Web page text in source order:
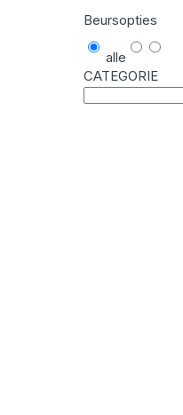
Beursopties
alle
CATEGORIE